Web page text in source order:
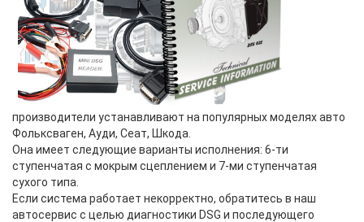
производители устанавливают на популярных моделях авто
Фольксваген, Ауди, Сеат, Шкода.
Она имеет следующие варианты исполнения: 6-ти
ступенчатая с мокрым сцеплением и 7-ми ступенчатая
сухого типа.
Если система работает некорректно, обратитесь в наш
автосервис с целью диагностики DSG и последующего